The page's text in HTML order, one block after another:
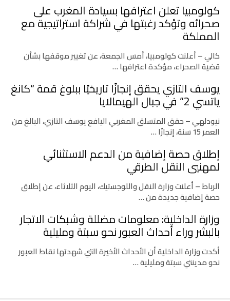
كولومبيا تعلن اعترافها بسيادة المغرب على
صحرائه وتؤكد رغبتها في شراكة استراتيجية مع
المملكة
كالي – أعلنت كولومبيا، أمس الجمعة، عن تغيير موقفها بشأن
قضية الصحراء، مؤكدة اعترافها …
يوسف التازي يحقق إنجازًا تاريخيًا ببلوغ قمة “كانغ
ياتسي 2” في جبال الهيمالايا
نيودلهي – حقق المتسلق المغربي اليافع يوسف التازي، البالغ من
العمر 15 سنة، إنجازًا …
إطلاق حصة إضافية من الدعم الاستثنائي
لمهنيي النقل الطرقي
الرباط – أعلنت وزارة النقل واللوجستيك، اليوم الثلاثاء، عن إطلاق
حصة إضافية جديدة من …
وزارة الداخلية: معلومات مضللة وشبكات الاتجار
بالبشر وراء أحداث العبور نحو سبتة ومليلية
أكدت وزارة الداخلية أن الأحداث الأخيرة التي شهدتها نقاط العبور
نحو مدينتي سبتة ومليلية …